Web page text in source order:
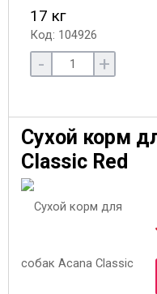
17 кг
Код: 104926
- +
Сухой корм
Classic Red